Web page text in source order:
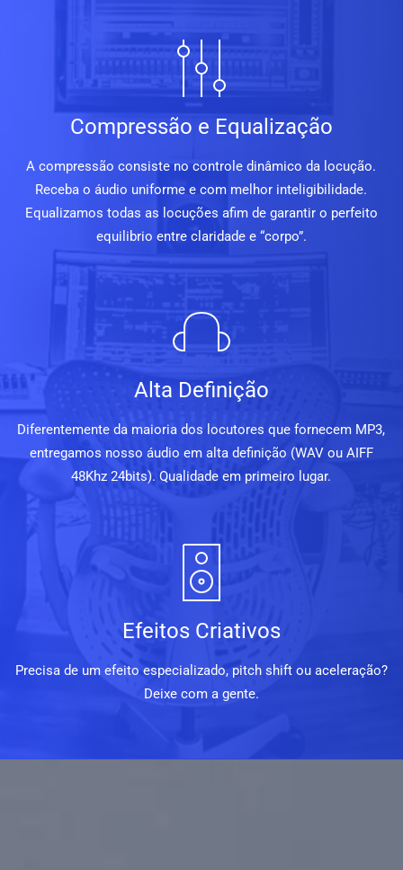
Compressão e Equalização
A compressão consiste no controle dinâmico da locução.
Receba o áudio uniforme e com melhor inteligibilidade.
Equalizamos todas as locuções afim de garantir o perfeito
equilibrio entre claridade e “corpo”.
Alta Definição
Diferentemente da maioria dos locutores que fornecem MP3,
entregamos nosso áudio em alta definição (WAV ou AIFF
48Khz 24bits). Qualidade em primeiro lugar.
Efeitos Criativos
Precisa de um efeito especializado, pitch shift ou aceleração?
Deixe com a gente.